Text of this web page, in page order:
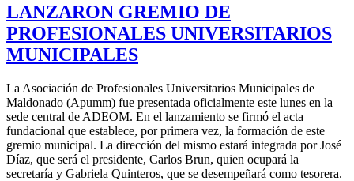
LANZARON GREMIO DE
PROFESIONALES UNIVERSITARIOS
MUNICIPALES
La Asociación de Profesionales Universitarios Municipales de
Maldonado (Apumm) fue presentada oficialmente este lunes en la
sede central de ADEOM. En el lanzamiento se firmó el acta
fundacional que establece, por primera vez, la formación de este
gremio municipal. La dirección del mismo estará integrada por José
Díaz, que será el presidente, Carlos Brun, quien ocupará la
secretaría y Gabriela Quinteros, que se desempeñará como tesorera.